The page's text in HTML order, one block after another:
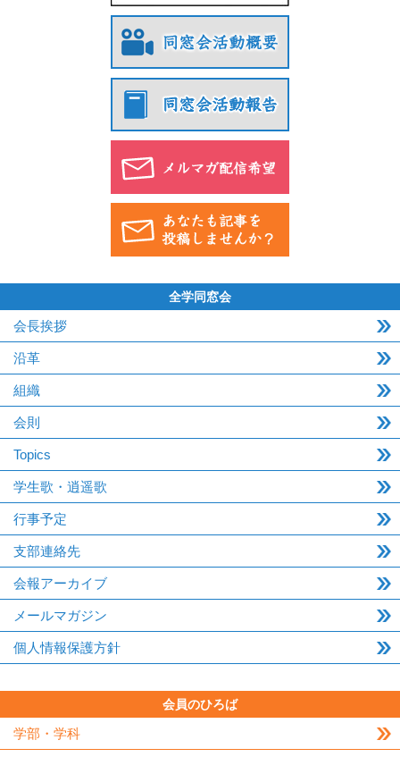
全学同窓会
会長挨拶
沿革
組織
会則
Topics
学生歌・逍遥歌
行事予定
支部連絡先
会報アーカイブ
メールマガジン
個人情報保護方針
会員のひろば
学部・学科